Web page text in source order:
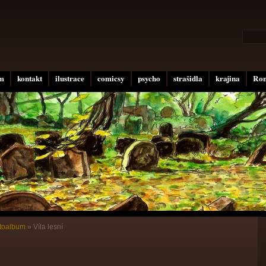
kontakt ilustrace comicsy psycho strašidla krajina
» Víla lesní